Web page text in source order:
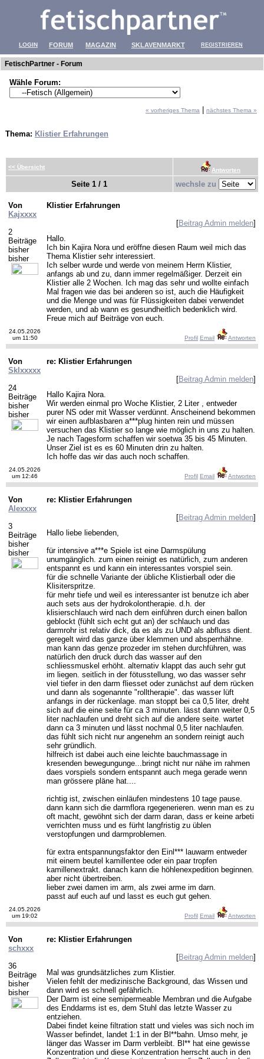
LOGIN FORUM MAGAZIN SKLAVENMARKT REGISTRIEREN
FetischPartner - Forum
Wähle Forum:
« vorheriges Thema nächstes Thema »
Thema: Klistier Erfahrungen
<< Übersicht Antworten
Seite 1 / 1 wechsle zu
Von
Kajxxxx
2
Beiträge
bisher
bisher
Klistier Erfahrungen
[Beitrag Admin melden]
Hallo.
Ich bin Kajira Nora und eröffne diesen Raum weil mich das
Thema Klistier sehr interessiert.
Ich selber wurde und werde von meinem Herrn Klistier,
anfangs ab und zu, dann immer regelmäßiger. Derzeit ein
Klistier alle 2 Wochen. Ich mag das sehr und wollte einfach
Mal fragen wie das bei anderen so ist, auch die Häufigkeit
und die Menge und was für Flüssigkeiten dabei verwendet
werden, und ab wann es gesundheitlich bedenklich wird.
Freue mich auf Beiträge von euch.
24.05.2026
um 11:50
Profil Email Antworten
Von
Sklxxxxx
24
Beiträge
bisher
bisher
re: Klistier Erfahrungen
[Beitrag Admin melden]
Hallo Kajira Nora.
Wir werden einmal pro Woche Klistier, 2 Liter , entweder
purer NS oder mit Wasser verdünnt. Anscheinend bekommen
wir einen aufblasbaren a***plug hinten rein und müssen
versuchen das Klistier so lange wie möglich in uns zu halten.
Je nach Tagesform schaffen wir soetwa 35 bis 45 Minuten.
Unser Ziel ist es es 60 Minuten drin zu halten.
Ich hoffe das wir das auch noch schaffen.
24.05.2026
um 12:46
Profil Email Antworten
Von
Alexxxx
3
Beiträge
bisher
bisher
re: Klistier Erfahrungen
[Beitrag Admin melden]
Hallo liebe liebenden,
für intensive a***e Spiele ist eine Darmspülung
unumgänglich. zum einen reinigt es natürlich, zum anderen
entspannt es und kann ein interessantes vorspiel sein.
für die schnelle Variante der übliche Klistierball oder die
Klisiterspritze.
für mehr tiefe und weil es interessanter ist benutze ich aber
auch sets aus der hydrokolontherapie. d.h. der
klisierschlauch wird nach dem einführen durch einen ballon
geblockt (fühlt sich echt gut an) der schlauch und das
darmrohr ist relativ dick, da es als zu UND als abfluss dient.
geregelt wird das ganze über klemmen und absperrhähne.
man kann das genze prozeder im stehen durchführen, was
natürlich den druck durch das wasser auf den
schliessmuskel erhöht. alternativ klappt das auch sehr gut
im liegen. seitlich in der fötusstellung, wo das wasser sehr
viel tiefer in den darm fliesset oder zunächst auf dem rücken
und dann als sogenannte "rolltherapie". das wasser lüft
anfangs in der rückenlage. man stoppt bei ca 0,5 liter, dreht
sich auf die eine seite für ca 3 minuten. lässt dann weiter 0,5
liter nachlaufen und dreht sich auf die andere seite. wartet
dann ca 3 minuten und lässt nochmal 0,5 liter nachlaufen.
das fühlt sich nicht nur angenehm an sondern reinigt auch
sehr gründlich.
hilfreich ist dabei auch eine leichte bauchmassage in
kresenden bewegungunge...bringt nicht nur nähe im rahmen
daes vorspiels sondern entspannt auch mega gerade wenn
man grössere pläne hat....
richtig ist, zwischen einläufen mindestens 10 tage pause.
dann kann sich die darmflora rgegenerieren. wenn man es zu
oft macht, gewöhnt sich der darm daran, dass er keine arbeti
verrichten muss und es fürht langfristig zu üblen
verstopfungen und darmproblemen.
für extra entspannungsfaktor den Einl*** lauwarm entweder
mit einem beutel kamillentee oder ein paar tropfen
kamillenextrakt. danach kann die höhlenexpedition beginnen.
aber nicht übertreiben.
lieber zwei damen im arm, als zwei arme im darn.
passt auf euch auf und lasst es euch gut gehen.
24.05.2026
um 19:02
Profil Email Antworten
Von
schxxx
36
Beiträge
bisher
bisher
re: Klistier Erfahrungen
[Beitrag Admin melden]
Mal was grundsätzliches zum Klistier.
Vielen fehlt der medizinische Background, das Wissen und
dann wird es schnell gefährlich.
Der Darm ist eine semipermeable Membran und die Aufgabe
des Enddarms ist es, dem Stuhl das letzte Wasser zu
entziehen.
Dabei findet keine filtration statt und vieles was sich noch im
Wasser befindet, landet 1:1 in der Bl**bahn. Umso mehr, je
länger das Wasser im Darm verbleibt. Bl** hat eine gewisse
Konzentration und diese Konzentration herrscht auch in den